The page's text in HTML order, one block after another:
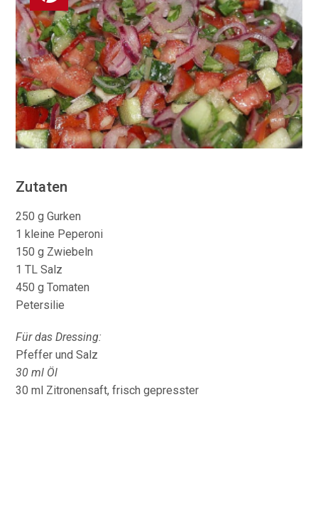
Zutaten
250 g Gurken
1 kleine Peperoni
150 g Zwiebeln
1 TL Salz
450 g Tomaten
Petersilie
Für das Dressing:
Pfeffer und Salz
30 ml Öl
30 ml Zitronensaft, frisch gepresster